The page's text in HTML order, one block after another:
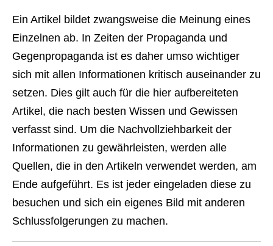
Ein Artikel bildet zwangsweise die Meinung eines
Einzelnen ab. In Zeiten der Propaganda und
Gegenpropaganda ist es daher umso wichtiger
sich mit allen Informationen kritisch auseinander zu
setzen. Dies gilt auch für die hier aufbereiteten
Artikel, die nach besten Wissen und Gewissen
verfasst sind. Um die Nachvollziehbarkeit der
Informationen zu gewährleisten, werden alle
Quellen, die in den Artikeln verwendet werden, am
Ende aufgeführt. Es ist jeder eingeladen diese zu
besuchen und sich ein eigenes Bild mit anderen
Schlussfolgerungen zu machen.